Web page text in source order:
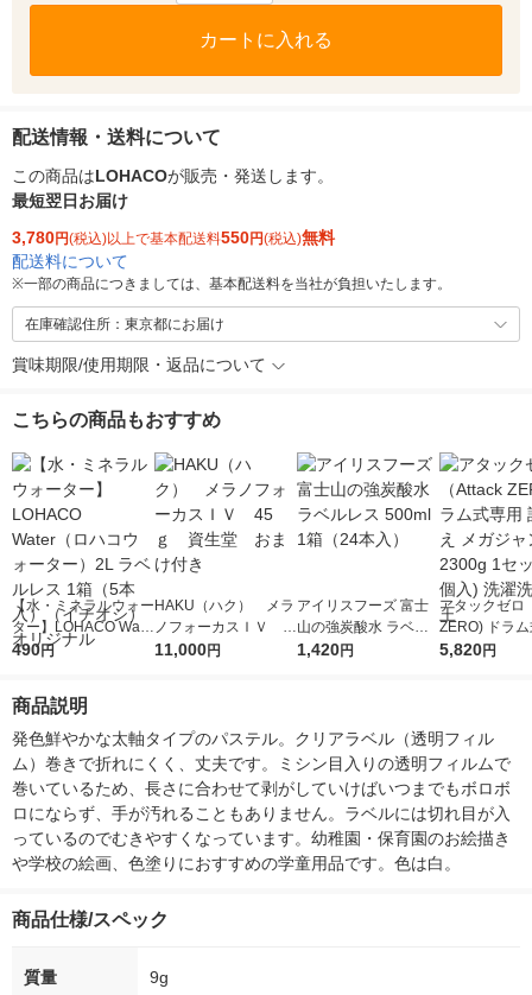
カートに入れる
配送情報・送料について
この商品はLOHACOが販売・発送します。
最短翌日お届け
3,780円(税込)以上で基本配送料550円(税込)無料
配送料について
※一部の商品につきましては、基本配送料を当社が負担いたします。
在庫確認住所：東京都にお届け
賞味期限/使用期限・返品について
こちらの商品もおすすめ
【水・ミネラルウォー
ター】LOHACO Wate
r（ロハコウォータ
シ） オリジナル
490円
HAKU（ハク） メラ
ノフォーカスＩＶ 4
5ｇ 資生堂 おまけ
11,000円
アイリスフーズ 富士
山の強炭酸水 ラベル
レス 500ml 1箱（24
1,420円
アタックゼロ
ZERO) ドラ
詰め替え メガ
5,820円
商品説明
発色鮮やかな太軸タイプのパステル。クリアラベル（透明フィル
ム）巻きで折れにくく、丈夫です。ミシン目入りの透明フィルムで
巻いているため、長さに合わせて剥がしていけばいつまでもボロボ
ロにならず、手が汚れることもありません。ラベルには切れ目が入
っているのでむきやすくなっています。幼稚園・保育園のお絵描き
や学校の絵画、色塗りにおすすめの学童用品です。色は白。
商品仕様/スペック
質量 9g